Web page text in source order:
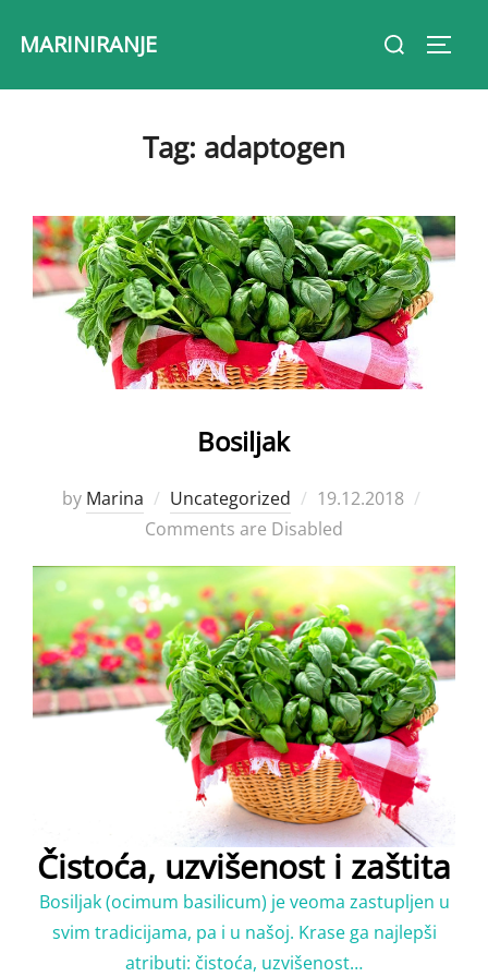
MARINIRANJE
Search
Tag: adaptogen
Bosiljak
by Marina Uncategorized
Posted
on
19.12.2018
Comments are Disabled
Čistoća, uzvišenost i zaštita
Bosilјak (ocimum basilicum) je veoma zastuplјen u
svim tradicijama, pa i u našoj. Krase ga najlepši
atributi: čistoća, uzvišenost…